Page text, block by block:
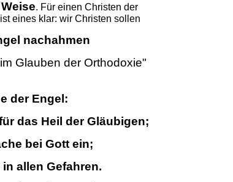
. Für einen Christen der
eines klar: wir Christen sollen
nachahmen
Glauben der Orthodoxie"
der Engel:
das Heil der Gläubigen;
bei Gott ein;
allen Gefahren.